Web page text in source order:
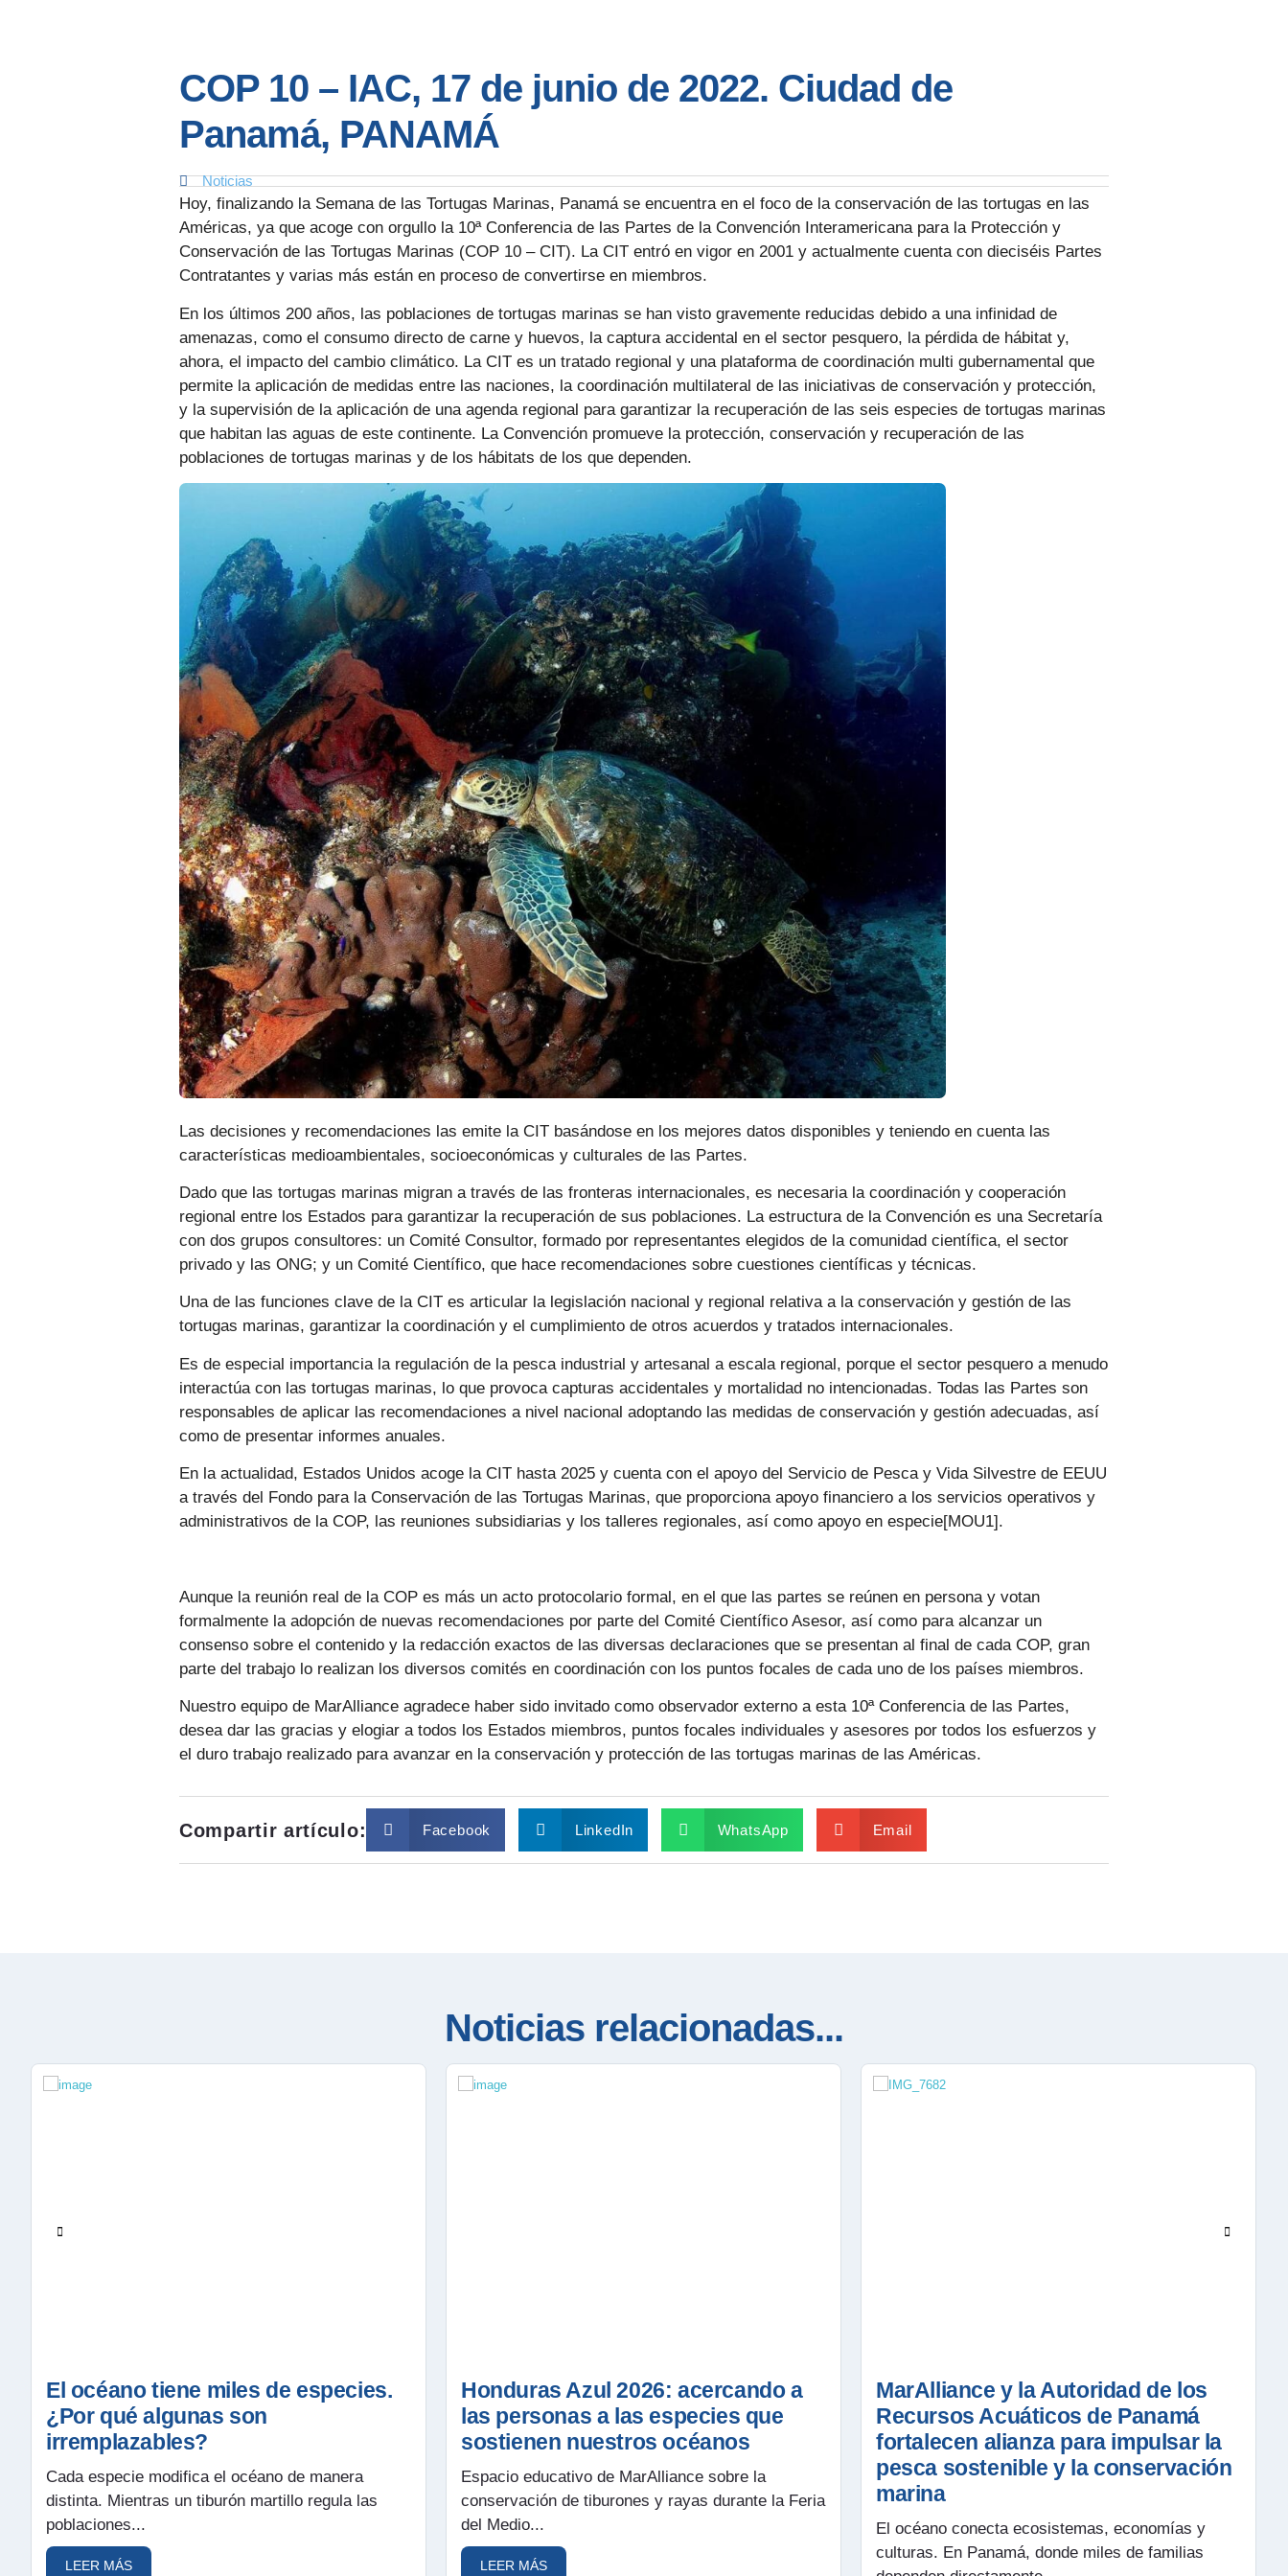
COP 10 – IAC, 17 de junio de 2022. Ciudad de
Panamá, PANAMÁ
Noticias
Hoy, finalizando la Semana de las Tortugas Marinas, Panamá se encuentra en el foco de la conservación de las tortugas en las
Américas, ya que acoge con orgullo la 10ª Conferencia de las Partes de la Convención Interamericana para la Protección y
Conservación de las Tortugas Marinas (COP 10 – CIT). La CIT entró en vigor en 2001 y actualmente cuenta con dieciséis Partes
Contratantes y varias más están en proceso de convertirse en miembros.
En los últimos 200 años, las poblaciones de tortugas marinas se han visto gravemente reducidas debido a una infinidad de
amenazas, como el consumo directo de carne y huevos, la captura accidental en el sector pesquero, la pérdida de hábitat y,
ahora, el impacto del cambio climático. La CIT es un tratado regional y una plataforma de coordinación multi gubernamental que
permite la aplicación de medidas entre las naciones, la coordinación multilateral de las iniciativas de conservación y protección,
y la supervisión de la aplicación de una agenda regional para garantizar la recuperación de las seis especies de tortugas marinas
que habitan las aguas de este continente. La Convención promueve la protección, conservación y recuperación de las
poblaciones de tortugas marinas y de los hábitats de los que dependen.
Las decisiones y recomendaciones las emite la CIT basándose en los mejores datos disponibles y teniendo en cuenta las
características medioambientales, socioeconómicas y culturales de las Partes.
Dado que las tortugas marinas migran a través de las fronteras internacionales, es necesaria la coordinación y cooperación
regional entre los Estados para garantizar la recuperación de sus poblaciones. La estructura de la Convención es una Secretaría
con dos grupos consultores: un Comité Consultor, formado por representantes elegidos de la comunidad científica, el sector
privado y las ONG; y un Comité Científico, que hace recomendaciones sobre cuestiones científicas y técnicas.
Una de las funciones clave de la CIT es articular la legislación nacional y regional relativa a la conservación y gestión de las
tortugas marinas, garantizar la coordinación y el cumplimiento de otros acuerdos y tratados internacionales.
Es de especial importancia la regulación de la pesca industrial y artesanal a escala regional, porque el sector pesquero a menudo
interactúa con las tortugas marinas, lo que provoca capturas accidentales y mortalidad no intencionadas. Todas las Partes son
responsables de aplicar las recomendaciones a nivel nacional adoptando las medidas de conservación y gestión adecuadas, así
como de presentar informes anuales.
En la actualidad, Estados Unidos acoge la CIT hasta 2025 y cuenta con el apoyo del Servicio de Pesca y Vida Silvestre de EEUU
a través del Fondo para la Conservación de las Tortugas Marinas, que proporciona apoyo financiero a los servicios operativos y
administrativos de la COP, las reuniones subsidiarias y los talleres regionales, así como apoyo en especie[MOU1].
Aunque la reunión real de la COP es más un acto protocolario formal, en el que las partes se reúnen en persona y votan
formalmente la adopción de nuevas recomendaciones por parte del Comité Científico Asesor, así como para alcanzar un
consenso sobre el contenido y la redacción exactos de las diversas declaraciones que se presentan al final de cada COP, gran
parte del trabajo lo realizan los diversos comités en coordinación con los puntos focales de cada uno de los países miembros.
Nuestro equipo de MarAlliance agradece haber sido invitado como observador externo a esta 10ª Conferencia de las Partes,
desea dar las gracias y elogiar a todos los Estados miembros, puntos focales individuales y asesores por todos los esfuerzos y
el duro trabajo realizado para avanzar en la conservación y protección de las tortugas marinas de las Américas.
Compartir artículo: Facebook LinkedIn WhatsApp Email
Noticias relacionadas...
El océano tiene miles de especies.
¿Por qué algunas son
irremplazables?
Cada especie modifica el océano de manera
distinta. Mientras un tiburón martillo regula las
poblaciones...
LEER MÁS
Honduras Azul 2026: acercando a
las personas a las especies que
sostienen nuestros océanos
Espacio educativo de MarAlliance sobre la
conservación de tiburones y rayas durante la Feria
del Medio...
LEER MÁS
MarAlliance y la Autoridad de los
Recursos Acuáticos de Panamá
fortalecen alianza para impulsar la
pesca sostenible y la conservación
marina
El océano conecta ecosistemas, economías y
culturas. En Panamá, donde miles de familias